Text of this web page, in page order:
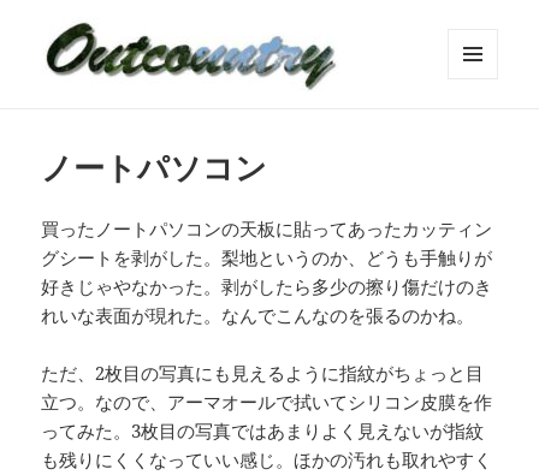
ノートパソコン
買ったノートパソコンの天板に貼ってあったカッティン
グシートを剥がした。梨地というのか、どうも手触りが
好きじゃやなかった。剥がしたら多少の擦り傷だけのき
れいな表面が現れた。なんでこんなのを張るのかね。
ただ、2枚目の写真にも見えるように指紋がちょっと目
立つ。なので、アーマオールで拭いてシリコン皮膜を作
ってみた。3枚目の写真ではあまりよく見えないが指紋
も残りにくくなっていい感じ。ほかの汚れも取れやすく